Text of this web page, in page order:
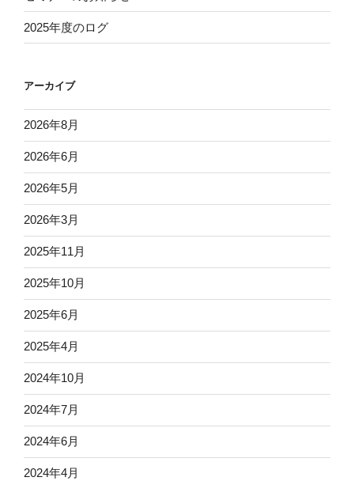
2025年度のログ
アーカイブ
2026年8月
2026年6月
2026年5月
2026年3月
2025年11月
2025年10月
2025年6月
2025年4月
2024年10月
2024年7月
2024年6月
2024年4月